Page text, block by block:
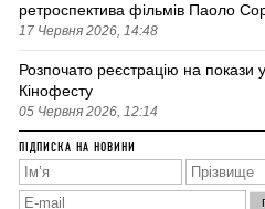
ретроспектива фільмів Паоло
17 Червня 2026, 14:48
Розпочато реєстрацію на покази
Кінофесту
05 Червня 2026, 12:14
ПІДПИСКА НА НОВИНИ